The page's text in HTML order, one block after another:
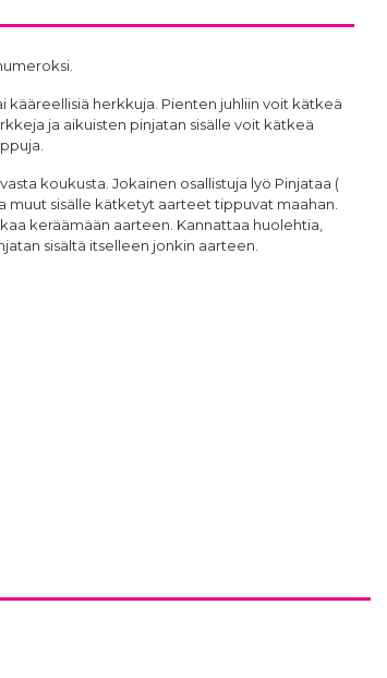
kääreellisiä herkkuja. Pienten juhliin voit kätkeä
ja aikuisten pinjatan sisälle voit kätkeä
koukusta. Jokainen osallistuja lyö Pinjataa (
muut sisälle kätketyt aarteet tippuvat maahan.
keräämään aarteen. Kannattaa huolehtia,
sisältä itselleen jonkin aarteen.